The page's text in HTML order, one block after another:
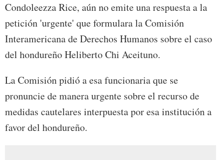
Condoleezza Rice, aún no emite una respuesta a la
petición 'urgente' que formulara la Comisión
Interamericana de Derechos Humanos sobre el caso
del hondureño Heliberto Chi Aceituno.
La Comisión pidió a esa funcionaria que se
pronuncie de manera urgente sobre el recurso de
medidas cautelares interpuesta por esa institución a
favor del hondureño.